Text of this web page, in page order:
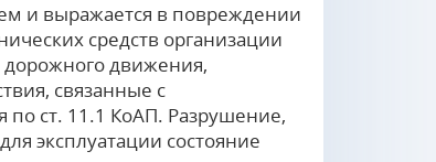
и выражается в повреждении
средств организации
дорожного движения,
связанные с
ст. 11.1 КоАП. Разрушение,
эксплуатации состояние